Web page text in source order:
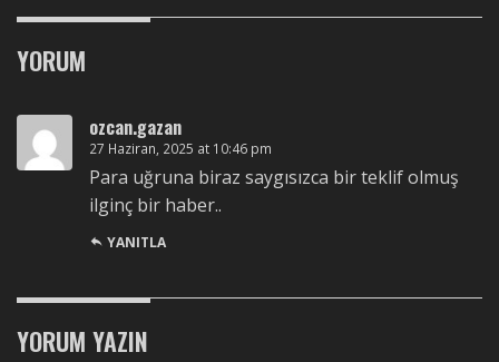
YORUM
ozcan.gazan
27 Haziran, 2025 at 10:46 pm
Para uğruna biraz saygısızca bir teklif olmuş
ilginç bir haber..
YANITLA
YORUM YAZIN